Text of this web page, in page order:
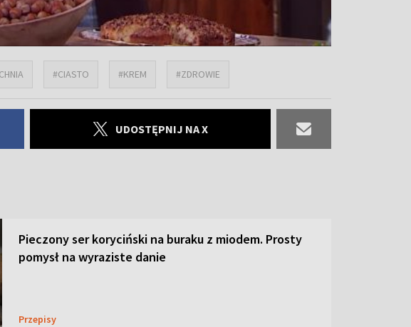
#CIASTO #KREM #ZDROWIE
UDOSTĘPNIJ NA X
Pieczony ser koryciński na buraku z miodem. Prosty
pomysł na wyraziste danie
Przepisy